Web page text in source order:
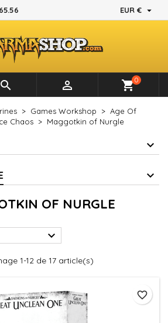
EUR € 
  shopping_cart0
Games Workshop
Age Of
Chaos Maggotkin of Nurgle
OF NURGLE

1-12 de 17 article(s)
favorite_border
×
liste
×
((modalDeleteText))
d'envies ×
Créer une liste d'envies
×
pour ajouter des produits à